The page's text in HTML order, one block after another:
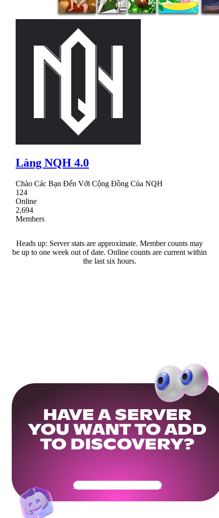
Làng NQH 4.0
Chào Các Bạn Đến Với Cộng Đồng Của NQH
124
Online
2,694
Members
Heads up: Server stats are approximate. Member counts may
be up to one week out of date. Online counts are current within
the last six hours.
HAVE A SERVER
YOU WANT TO ADD
TO DISCOVERY?
Get Your Community Ready